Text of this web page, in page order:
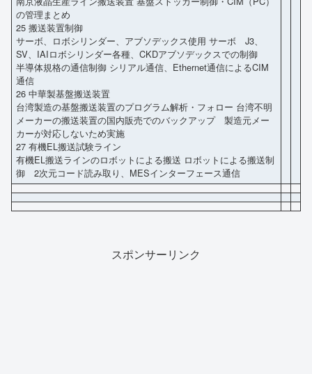
の管理まとめ
25 搬送装置制御
サーボ、ロボシリンダー、アブソデックス使用 サーボ J3、
SV、IAIロボシリンダー各種、CKDアブソデックスでの制御
半導体規格の通信制御 シリアル通信、Ethernet通信によるCIM
通信
26 中華製基盤搬送装置
台湾製造の基盤搬送装置のプログラム解析・フォロー 台湾不明
メーカーの搬送装置の国内販売でのバックアップ 製造元メー
カーが対応しないため実施
27 有機EL搬送試験ライン
有機EL搬送ラインのロボットによる搬送 ロボットによる搬送制
御 2次元コード読み取り、MESインターフェース通信
スポンサーリンク